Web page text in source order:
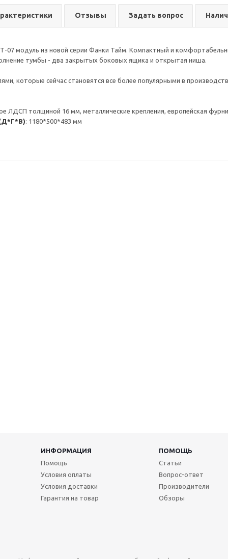
Отзывы Задать вопрос
07 модуль из новой серии Фанки Тайм. Компактный и
тумбы - два закрытых боковых ящика и открытая ниша.
которые сейчас становятся все более популярными в
ЛДСП толщиной 16 мм, металлические крепления, европейская
: 1180*500*483 мм
ИНФОРМАЦИЯ
ПОМОЩЬ
Помощь
Условия оплаты
Условия доставки
Гарантия на товар
Статьи
Вопрос-ответ
Производители
Обзоры